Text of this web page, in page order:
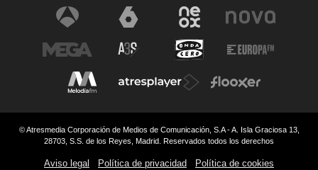
© Atresmedia Corporación de Medios de Comunicación, S.A - A. Isla Graciosa 13,
28703, S.S. de los Reyes, Madrid. Reservados todos los derechos
Aviso legal Política de privacidad Política de cookies